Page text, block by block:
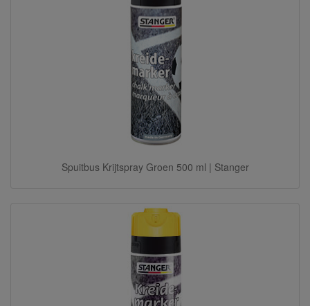
Spuitbus Krijtspray Groen 500 ml | Stanger